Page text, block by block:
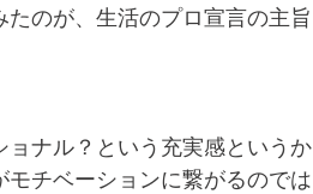
のが、生活のプロ宣言の主旨
ナル？という充実感というか
モチベーションに繋がるのでは